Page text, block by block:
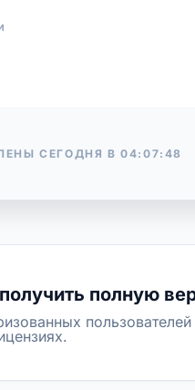
СЕГОДНЯ В04:07:48
полную